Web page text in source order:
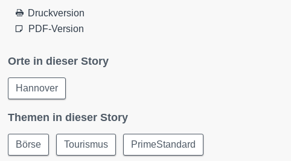
Druckversion
PDF-Version
Orte in dieser Story
Hannover
Themen in dieser Story
Börse Tourismus PrimeStandard